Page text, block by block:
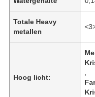
Totale Heavy
metallen
Hoog licht: